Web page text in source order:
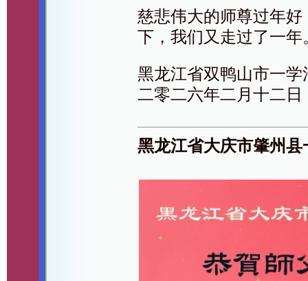
慈悲伟大的师尊过年
下，我们又走过了一年
黑龙江省双鸭山市一学
二零二六年二月十二日
黑龙江省大庆市肇州